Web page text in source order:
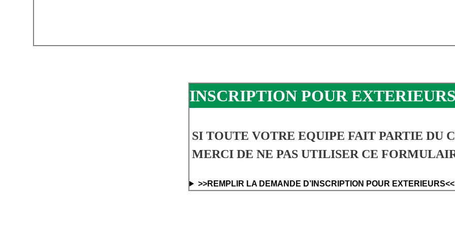
INSCRIPTION POUR EXTERIEURS
SI TOUTE VOTRE EQUIPE FAIT PARTIE DU
MERCI DE NE PAS UTILISER CE
>>REMPLIR LA DEMANDE D’INSCRIPTION POUR EXTERIEURS<<